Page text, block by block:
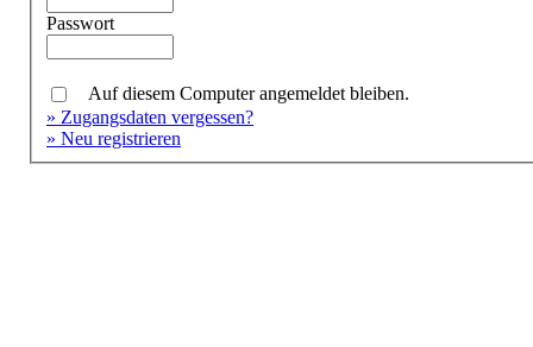
Passwort
Auf diesem Computer angemeldet bleiben.
» Zugangsdaten vergessen?
» Neu registrieren